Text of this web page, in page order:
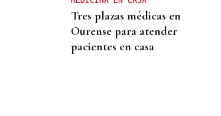
Tres plazas médicas en
Ourense para atender
pacientes en casa